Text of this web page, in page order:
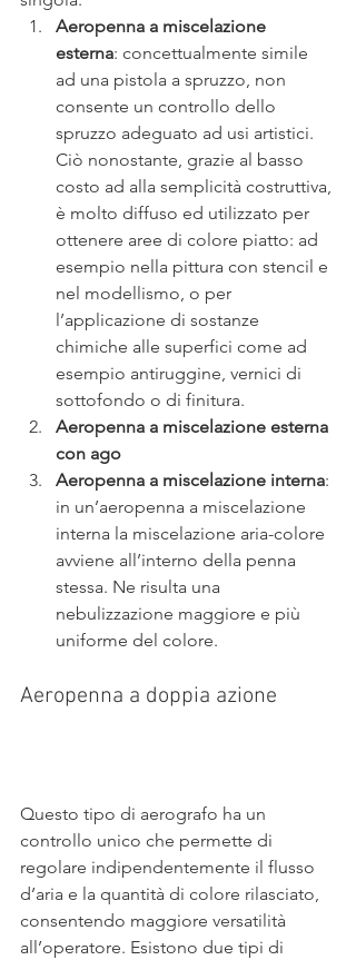
Aeropenna a miscelazione
esterna: concettualmente simile
ad una pistola a spruzzo, non
consente un controllo dello
spruzzo adeguato ad usi artistici.
Ciò nonostante, grazie al basso
costo ad alla semplicità costruttiva,
è molto diffuso ed utilizzato per
ottenere aree di colore piatto: ad
esempio nella pittura con stencil e
nel modellismo, o per
l’applicazione di sostanze
chimiche alle superfici come ad
esempio antiruggine, vernici di
sottofondo o di finitura.
Aeropenna a miscelazione esterna
con ago
Aeropenna a miscelazione interna:
in un’aeropenna a miscelazione
interna la miscelazione aria-colore
avviene all’interno della penna
stessa. Ne risulta una
nebulizzazione maggiore e più
uniforme del colore.
Aeropenna a doppia azione
Questo tipo di aerografo ha un
controllo unico che permette di
regolare indipendentemente il flusso
d’aria e la quantità di colore rilasciato,
consentendo maggiore versatilità
all’operatore. Esistono due tipi di